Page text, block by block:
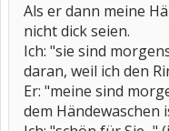
Als er dann meine
nicht dick seien.
Ich: "sie sind
daran, weil ich den
Er: "meine sind
dem Händewaschen